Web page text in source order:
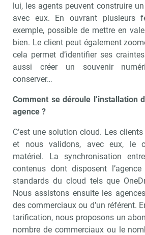
lui, les agents peuvent construire
avec eux. En ouvrant plusieurs
exemple, possible de mettre en
bien. Le client peut également
cela permet d’identifier ses
aussi créer un souvenir
conserver…
Comment se déroule l’installation
agence ?
C’est une solution cloud. Les
et nous validons, avec eux, le
matériel. La synchronisation
contenus dont disposent
standards du cloud tels que
Nous assistons ensuite les
des commerciaux ou d’un référent.
tarification, nous proposons un
nombre de commerciaux ou le